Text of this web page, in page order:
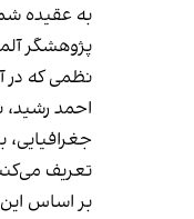
به عقیده
پژوهشگر
نظمی که در
احمد رشید،
جغرافیایی،
تعریف
بر اساس